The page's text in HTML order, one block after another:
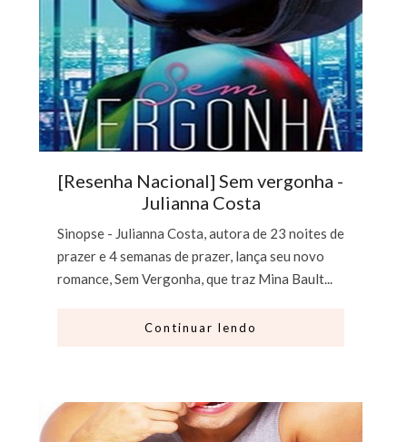
[Resenha Nacional] Sem vergonha -
Julianna Costa
Sinopse - Julianna Costa, autora de 23 noites de
prazer e 4 semanas de prazer, lança seu novo
romance, Sem Vergonha, que traz Mina Bault...
Continuar lendo